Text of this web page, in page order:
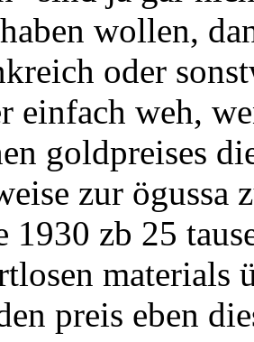
wollen,
oder
einfach weh,
goldpreises
zur ögussa
1930 zb 25
materials
preis eben